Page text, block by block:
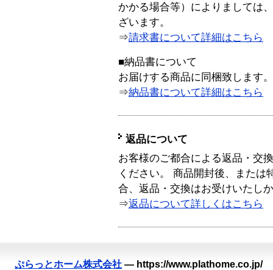
かかる場合等）によりましては
ざいます。
⇒請求書について詳細はこちら
■納品書について
お届けする商品に同梱致します。
⇒納品書について詳細はこちら
返品について
お客様のご都合による返品・交
ください。 商品開封後、または
合、返品・交換はお受けいたし
⇒返品について詳しくはこちら
ぷらっとホーム株式会社 — https://www.plathome.co.jp/